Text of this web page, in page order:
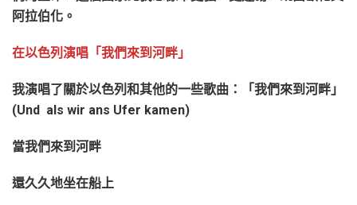
阿拉伯化。
在以色列演唱「我們來到河畔」
我演唱了關於以色列和其他的一些歌曲：「我們來到河畔」
(Und als wir ans Ufer kamen)
當我們來到河畔
還久久地坐在船上